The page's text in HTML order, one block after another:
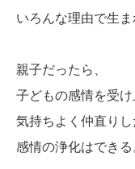
いろんな理由で生ま
親子だったら、
子どもの感情を受け
気持ちよく仲直りし
感情の浄化はできる